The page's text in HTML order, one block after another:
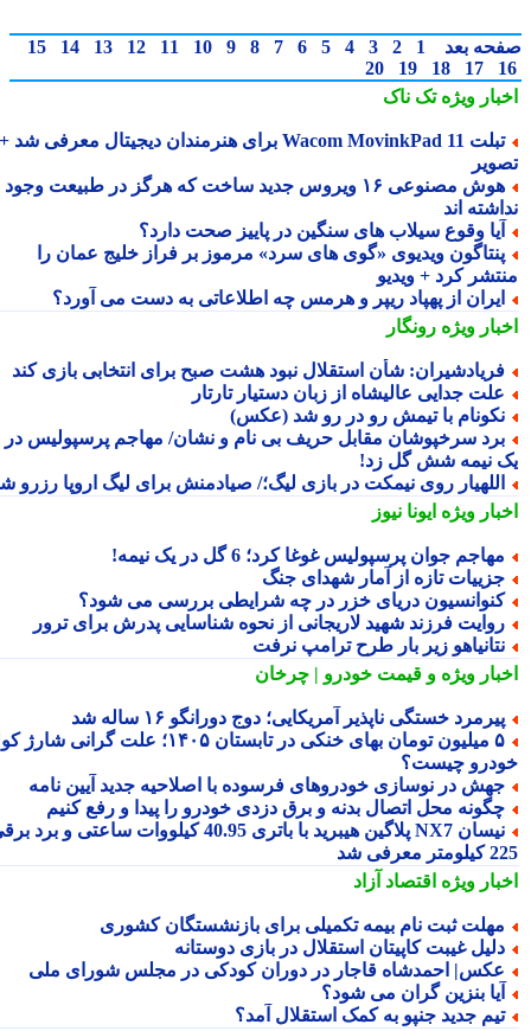
بعد 1
2
3
4
5
6
7
8
9
10
11
12
13
14
15
17
18
19
20
ویژهتک ناک
تبلت Wacom MovinkPad 11 برای هنرمندان دیجیتال معرفی شد +
هوش مصنوعی ۱۶ ویروس جدید ساخت که هرگز در طبیعت وجود
اند
وقوع سیلاب های سنگین در پاییز صحت دارد؟
ویدیوی «گوی های سرد» مرموز بر فراز خلیج عمان را
کرد + ویدیو
از پهپاد ریپر و هرمس چه اطلاعاتی به دست می آورد؟
ویژهرونگار
شأن استقلال نبود هشت صبح برای انتخابی بازی کند
جدایی عالیشاه از زبان دستیار تارتار
با تیمش رو در رو شد (عکس)
سرخپوشان مقابل حریف بی نام و نشان/ مهاجم پرسپولیس در
نیمه شش گل زد!
روی نیمکت در بازی لیگ؛/ صیادمنش برای لیگ اروپا رزرو شد
ویژهایونا نیوز
جوان پرسپولیس غوغا کرد؛ 6 گل در یک نیمه!
تازه از آمار شهدای جنگ
دریای خزر در چه شرایطی بررسی می شود؟
فرزند شهید لاریجانی از نحوه شناسایی پدرش برای ترور
زیر بار طرح ترامپ نرفت
ویژهو قیمت خودرو | چرخان
خستگی ناپذیر آمریکایی؛ دوج دورانگو ۱۶ ساله شد
۵ میلیون تومان بهای خنکی در تابستان ۱۴۰۵؛ علت گرانی شارژ کولر
چیست؟
در نوسازی خودروهای فرسوده با اصلاحیه جدید آیین نامه
محل اتصال بدنه و برق دزدی خودرو را پیدا و رفع کنیم
نیسان NX7 پلاگین هیبرید با باتری 40.95 کیلووات ساعتی و برد برقی
ویژهاقتصاد آزاد
ثبت نام بیمه تکمیلی برای بازنشستگان کشوری
غیبت کاپیتان استقلال در بازی دوستانه
احمدشاه قاجار در دوران کودکی در مجلس شورای ملی
بنزین گران می شود؟
جدید جنپو به کمک استقلال آمد؟